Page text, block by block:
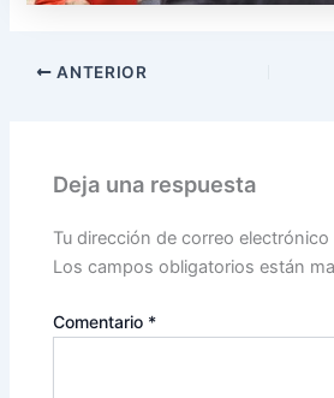
ANTERIOR
Deja una respuesta
Tu dirección de correo
Los campos obligatorios están
Comentario *